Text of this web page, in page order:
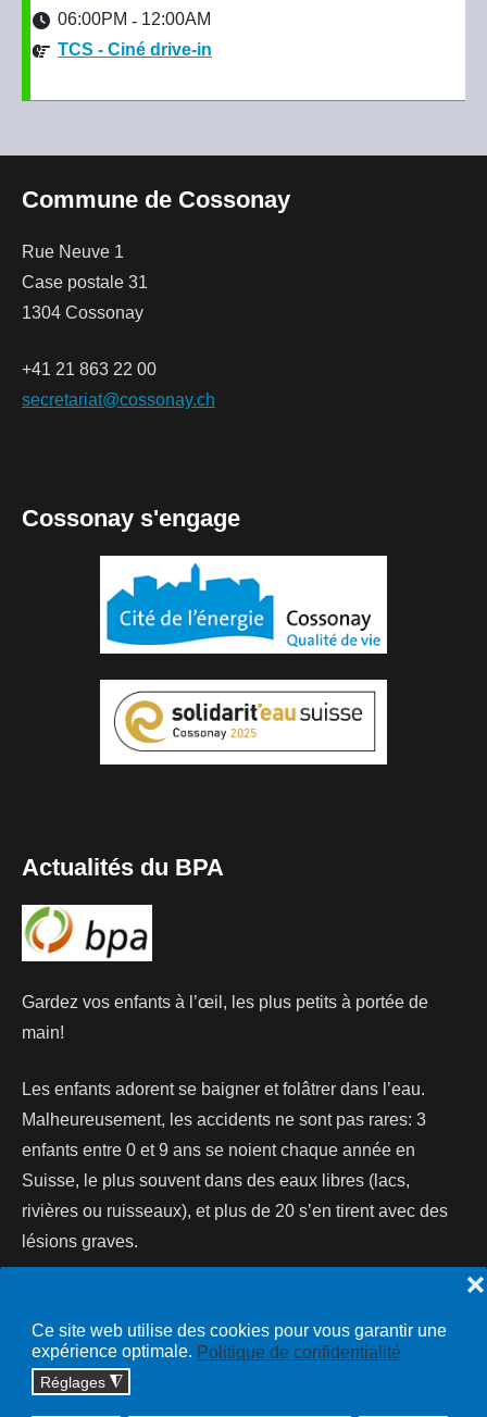
Ce site web utilise des cookies pour vous garantir une
expérience optimale. Politique de confidentialité
Réglages ◮
❌
06:00PM - 12:00AM
TCS - Ciné drive-in
Commune de Cossonay
Rue Neuve 1
Case postale 31
1304 Cossonay
+41 21 863 22 00
secretariat@cossonay.ch
Cossonay s'engage
Actualités du BPA
Gardez vos enfants à l’œil, les plus petits à portée de
main!
Les enfants adorent se baigner et folâtrer dans l’eau.
Malheureusement, les accidents ne sont pas rares: 3
enfants entre 0 et 9 ans se noient chaque année en
Suisse, le plus souvent dans des eaux libres (lacs,
rivières ou ruisseaux), et plus de 20 s’en tirent avec des
lésions graves.